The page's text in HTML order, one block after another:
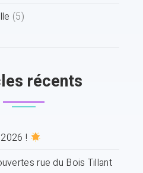
(5)
récents
!
rue du Bois Tillant